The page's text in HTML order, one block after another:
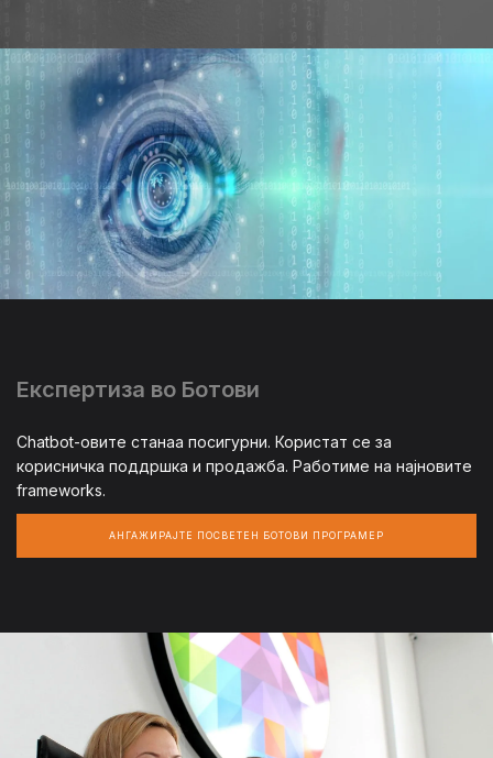
Експертиза во Ботови
Chatbot-овите станаа посигурни. Користат се за
корисничка поддршка и продажба. Работиме на најновите
frameworks.
АНГАЖИРАЈТЕ ПОСВЕТЕН БОТОВИ ПРОГРАМЕР